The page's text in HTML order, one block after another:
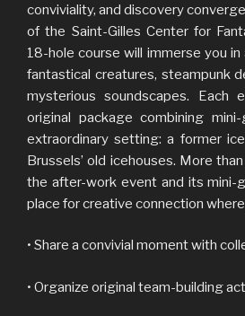
conviviality, and discovery
of the Saint-Gilles Center for
18-hole course will immerse you
fantastical creatures, steampunk
mysterious soundscapes. Each
original package combining
extraordinary setting: a former
Brussels’ old icehouses. More
the after-work event and its mini-
place for creative connection
• Share a convivial moment with
• Organize original team-building